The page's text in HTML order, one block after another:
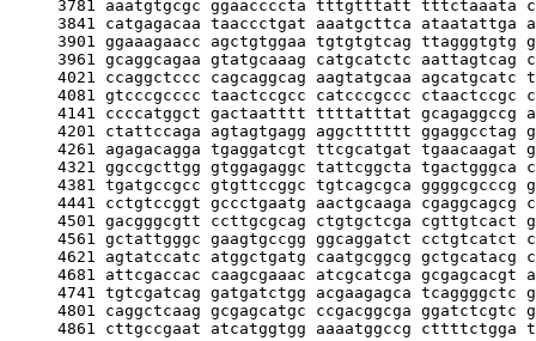
3781 aaatgtgcgc ggaaccccta tttgtttatt tttctaaata
3841 catgagacaa taaccctgat aaatgcttca ataatattga
3901 ggaaagaacc agctgtggaa tgtgtgtcag ttagggtgtg
3961 gcaggcagaa gtatgcaaag catgcatctc aattagtcag
4021 ccaggctccc cagcaggcag aagtatgcaa agcatgcatc
4081 gtcccgcccc taactccgcc catcccgccc ctaactccgc
4141 ccccatggct gactaatttt ttttatttat gcagaggccg
4201 ctattccaga agtagtgagg aggctttttt ggaggcctag
4261 agagacagga tgaggatcgt ttcgcatgat tgaacaagat
4321 ggccgcttgg gtggagaggc tattcggcta tgactgggca
4381 tgatgccgcc gtgttccggc tgtcagcgca ggggcgcccg
4441 cctgtccggt gccctgaatg aactgcaaga cgaggcagcg
4501 gacgggcgtt ccttgcgcag ctgtgctcga cgttgtcact
4561 gctattgggc gaagtgccgg ggcaggatct cctgtcatct
4621 agtatccatc atggctgatg caatgcggcg gctgcatacg
4681 attcgaccac caagcgaaac atcgcatcga gcgagcacgt
4741 tgtcgatcag gatgatctgg acgaagagca tcaggggctc
4801 caggctcaag gcgagcatgc ccgacggcga ggatctcgtc
4861 cttgccgaat atcatggtgg aaaatggccg cttttctgga